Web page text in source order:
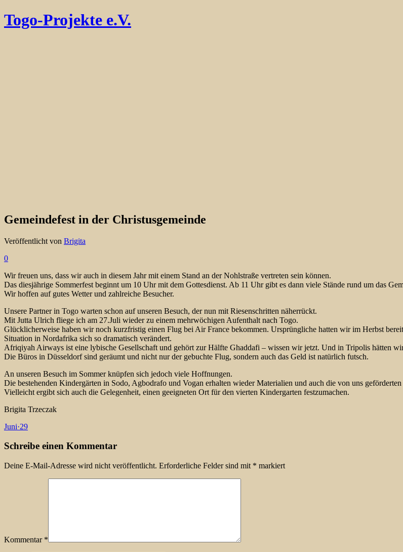
Togo-Projekte e.V.
Gemeindefest in der Christusgemeinde
Veröffentlicht von Brigita
0
Wir freuen uns, dass wir auch in diesem Jahr mit einem Stand an der Nohlstraße vertreten sein können.
Das diesjährige Sommerfest beginnt um 10 Uhr mit dem Gottesdienst. Ab 11 Uhr gibt es dann viele Stände rund um das
Wir hoffen auf gutes Wetter und zahlreiche Besucher.
Unsere Partner in Togo warten schon auf unseren Besuch, der nun mit Riesenschritten näherrückt.
Mit Jutta Ulrich fliege ich am 27.Juli wieder zu einem mehrwöchigen Aufenthalt nach Togo.
Glücklicherweise haben wir noch kurzfristig einen Flug bei Air France bekommen. Ursprüngliche hatten wir im Herbst
Situation in Nordafrika sich so dramatisch verändert.
Afriqiyah Airways ist eine lybische Gesellschaft und gehört zur Hälfte Ghaddafi – wissen wir jetzt. Und in Tripolis hätten
Die Büros in Düsseldorf sind geräumt und nicht nur der gebuchte Flug, sondern auch das Geld ist natürlich futsch.
An unseren Besuch im Sommer knüpfen sich jedoch viele Hoffnungen.
Die bestehenden Kindergärten in Sodo, Agbodrafo und Vogan erhalten wieder Materialien und auch die von uns
Vielleicht ergibt sich auch die Gelegenheit, einen geeigneten Ort für den vierten Kindergarten festzumachen.
Brigita Trzeczak
Juni·29
Schreibe einen Kommentar
Deine E-Mail-Adresse wird nicht veröffentlicht. Erforderliche Felder sind mit * markiert
Kommentar *